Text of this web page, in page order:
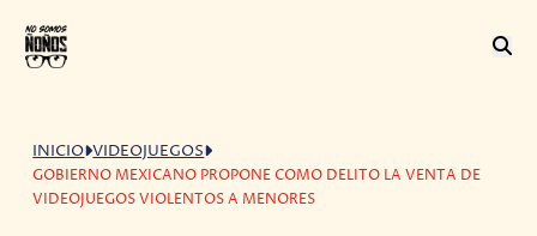
INICIO VIDEOJUEGOS
GOBIERNO MEXICANO PROPONE COMO DELITO LA VENTA DE
VIDEOJUEGOS VIOLENTOS A MENORES